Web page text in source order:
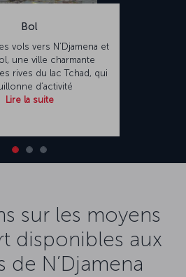
Bol
vols vers N’Djamena et
une ville charmante
rives du lac Tchad, qui
d’activité
Lire la suite
sur les moyens
disponibles aux
de N’Djamena